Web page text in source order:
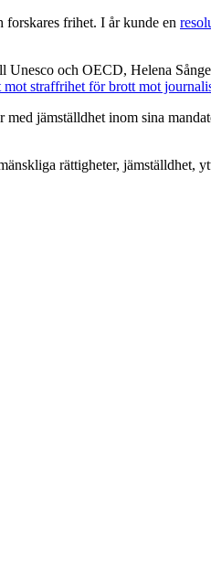
frihet. I år kunde en
Unesco och OECD, Helena
straffrihet för brott mot
jämställdhet inom sina
rättigheter,